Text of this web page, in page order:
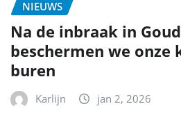
NIEUWS
Na de inbraak in
beschermen we onze
buren
Karlijn jan 2, 2026